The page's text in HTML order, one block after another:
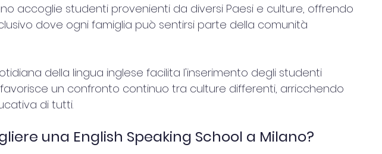
accoglie studenti provenienti da diversi Paesi e culture, offrendo
dove ogni famiglia può sentirsi parte della comunità
della lingua inglese facilita l'inserimento degli studenti
un confronto continuo tra culture differenti, arricchendo
di tutti.
una English Speaking School a Milano?